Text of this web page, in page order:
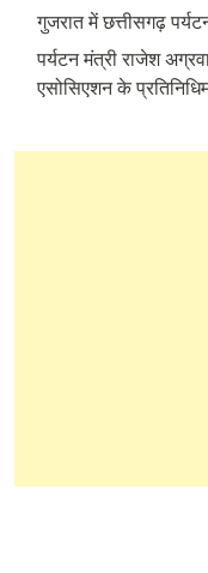
गुजरात में छत्तीसगढ़
पर्यटन मंत्री राजेश
एसोसिएशन के